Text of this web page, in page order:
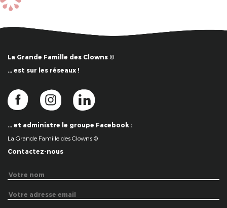
La Grande Famille des Clowns ©
… est sur les réseaux !
… et administre le groupe Facebook :
La Grande Famille des Clowns ©
Contactez-nous